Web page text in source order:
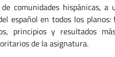
comunidades hispánicas,
español en todos los planos:
principios y resultados
de la asignatura.